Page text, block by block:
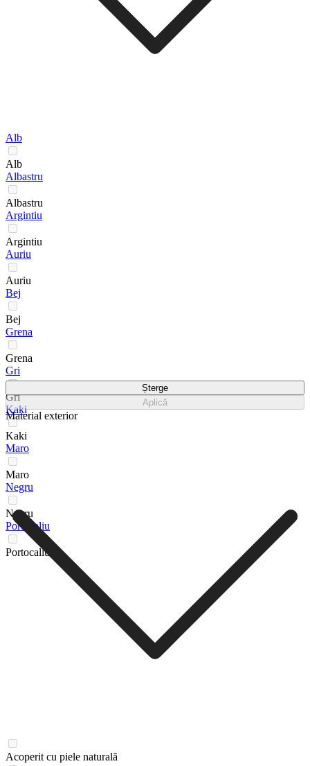
Alb
Alb
Albastru
Albastru
Argintiu
Argintiu
Auriu
Auriu
Bej
Bej
Grena
Grena
Gri
Gri
Kaki
Kaki
Maro
Maro
Negru
Negru
Portocaliu
Portocaliu
Șterge
Aplică
Material exterior
Acoperit cu piele naturală